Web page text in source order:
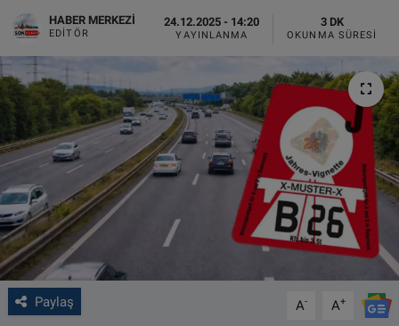
HABER MERKEZI
EDITÖR
24.12.2025 - 14:20
YAYINLANMA
3 DK
OKUNMA SÜRESI
Paylaş A- A+
BİLİM-TEKNOLOJİ
SAĞLIK
FOTO GALERİ
VIDEO GALERİ
ALGEMENE VOORWAARDEN
CONTACT
Çerez Politikası
Haber Arşivi